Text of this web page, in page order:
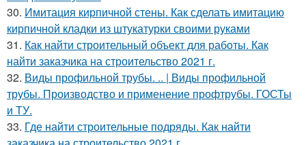
30. Имитация кирпичной стены. Как сделать имитацию
кирпичной кладки из штукатурки своими руками
31. Как найти строительный объект для работы. Как
найти заказчика на строительство 2021 г.
32. Виды профильной трубы. .. | Виды профильной
трубы. Производство и применение профтрубы. ГОСТы
и ТУ.
33. Где найти строительные подряды. Как найти